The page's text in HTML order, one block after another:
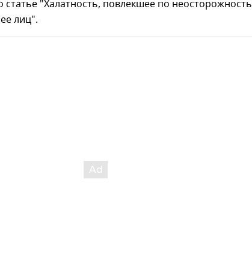
статье "Халатность, повлекшее по неосторожность
лиц".